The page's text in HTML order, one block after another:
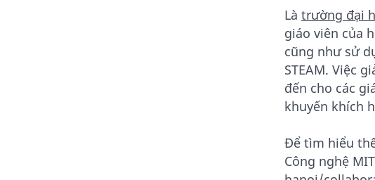
Là trường đại
giáo viên của
cũng như sử
STEAM. Việc
đến cho các
khuyến khích
Để tìm hiểu
Công nghệ